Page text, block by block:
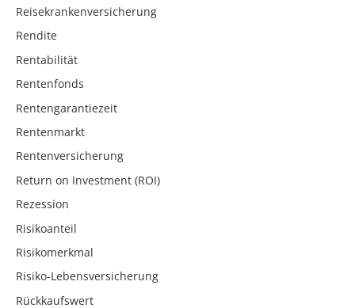
Reisekrankenversicherung
Rendite
Rentabilität
Rentenfonds
Rentengarantiezeit
Rentenmarkt
Rentenversicherung
Return on Investment (ROI)
Rezession
Risikoanteil
Risikomerkmal
Risiko-Lebensversicherung
Rückkaufswert